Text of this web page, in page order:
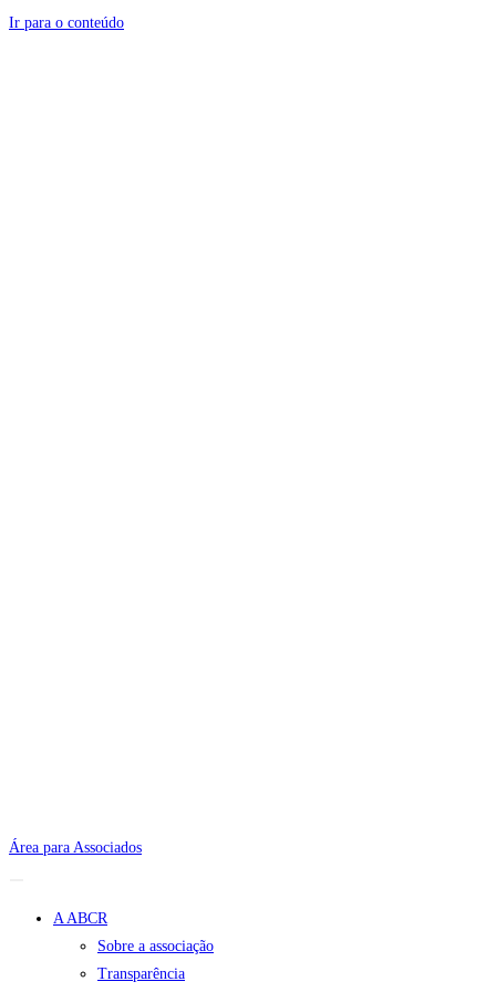
Ir para o conteúdo
Área para Associados
A ABCR
Sobre a associação
Transparência